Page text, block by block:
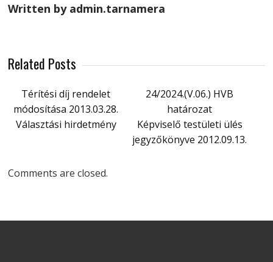
Written by admin.tarnamera
Related Posts
Térítési díj rendelet
módosítása 2013.03.28.
24/2024.(V.06.) HVB
határozat
Választási hirdetmény
Képviselő testületi ülés
jegyzőkönyve 2012.09.13.
Comments are closed.